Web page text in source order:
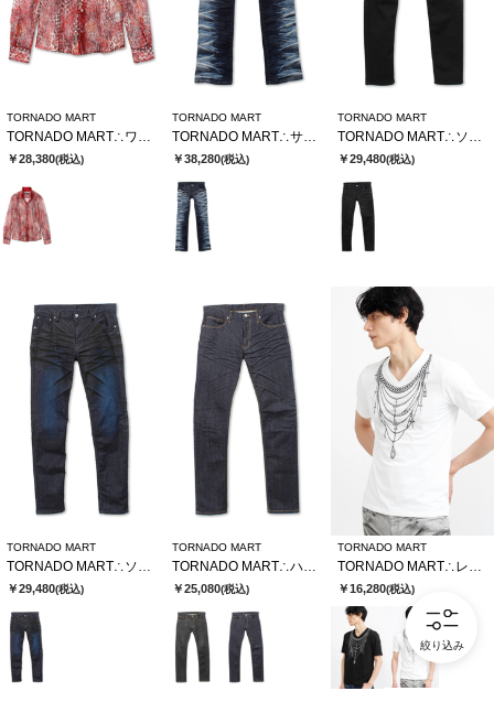
TORNADO MART
TORNADO MART∴ワイルドハウンドトゥースレースシャツ
￥28,380(税込)
TORNADO MART
TORNADO MART∴サイドタイガーシューカットデニム
￥38,280(税込)
TORNADO MART
TORNADO MART∴ソフトヴィンテージスリムデニム
￥29,480(税込)
TORNADO MART
TORNADO MART∴ソフトヴィンテージスリムデニム
￥29,480(税込)
TORNADO MART
TORNADO MART∴ハイブリッドリジットデニム
￥25,080(税込)
TORNADO MART
TORNADO MART∴レイヤードチェーンバタフライプリントTシャツ
￥16,280(税込)
絞り込み